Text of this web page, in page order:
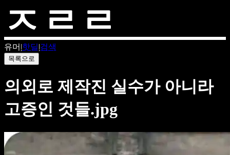
유머 |핫딜|검색
목록으로
의외로 제작진 실수가 아니라
고증인 것들.jpg